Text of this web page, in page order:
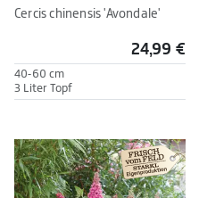
Cercis chinensis 'Avondale'
24,99 €
40-60 cm
3 Liter Topf